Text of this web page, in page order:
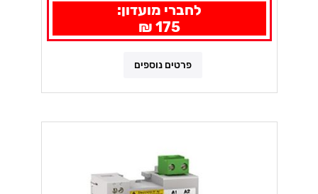
לחברי מועדון:
175 ₪
פרטים נוספים